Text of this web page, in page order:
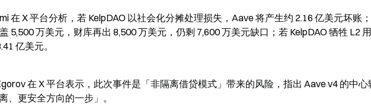
在 X 平台分析，若 KelpDAO 以社会化分摊处理损失，Aave 将产生约 2.16 亿美元坏账；
5,500 万美元，财库再出 8,500 万美元，仍剩 7,600 万美元缺口；若 KelpDAO 牺牲 L2 用
亿美元。
在 X 平台表示，此次事件是「非隔离借贷模式」带来的风险，指出 Aave v4 的中心
、更安全方向的一步」。